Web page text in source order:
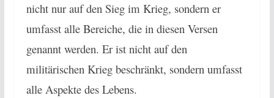
nicht nur auf den Sieg im Krieg, sondern er
umfasst alle Bereiche, die in diesen Versen
genannt werden. Er ist nicht auf den
militärischen Krieg beschränkt, sondern umfasst
alle Aspekte des Lebens.